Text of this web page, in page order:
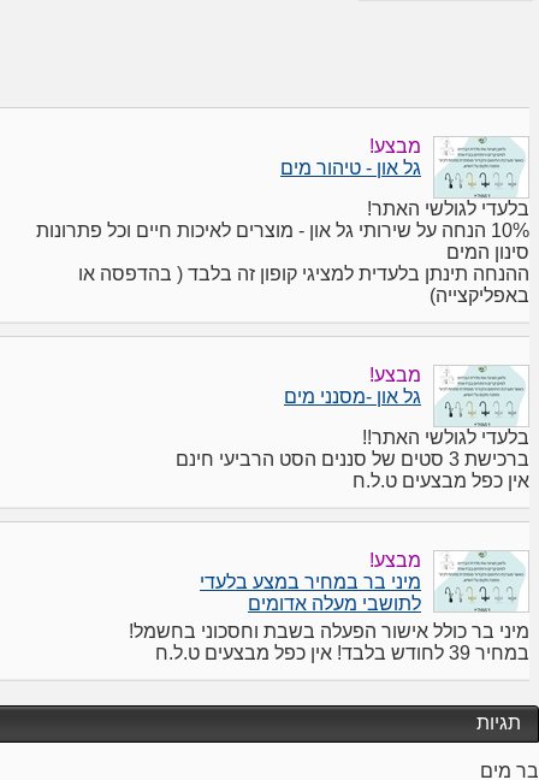
מבצע!
גל און - טיהור מים
בלעדי לגולשי האתר!
10% הנחה על שירותי גל און - מוצרים לאיכות חיים וכל פתרונות
סינון המים
ההנחה תינתן בלעדית למציגי קופון זה בלבד ( בהדפסה או
באפליקצייה)
מבצע!
גל און -מסנני מים
בלעדי לגולשי האתר!!
ברכישת 3 סטים של סננים הסט הרביעי חינם
אין כפל מבצעים ט.ל.ח
מבצע!
מיני בר במחיר במצע בלעדי
לתושבי מעלה אדומים
מיני בר כולל אישור הפעלה בשבת וחסכוני בחשמל!
במחיר 39 לחודש בלבד! אין כפל מבצעים ט.ל.ח
תגיות
בר מים